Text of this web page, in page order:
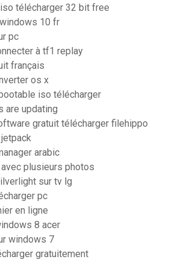
télécharger 32 bit free
10 fr
pc
à tf1 replay
français
os x
iso télécharger
are updating
gratuit télécharger filehippo
arabic
plusieurs photos
sur tv lg
pc
en ligne
8 acer
windows 7
gratuitement